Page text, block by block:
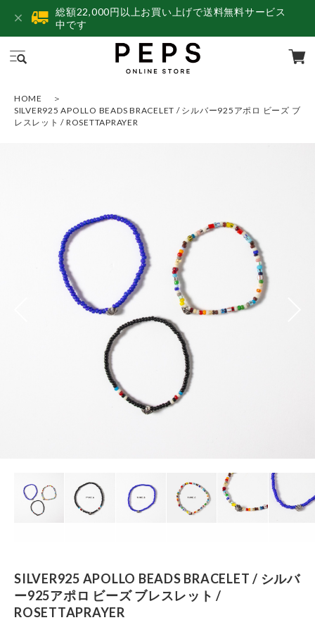
総額22,000円以上お買い上げで送料無料サービス
中です
HOME
SILVER925 APOLLO BEADS BRACELET / シルバー925アポロ ビーズ ブ
レスレット / ROSETTAPRAYER
SILVER925 APOLLO BEADS BRACELET / シルバ
ー925アポロ ビーズ ブレスレット /
ROSETTAPRAYER